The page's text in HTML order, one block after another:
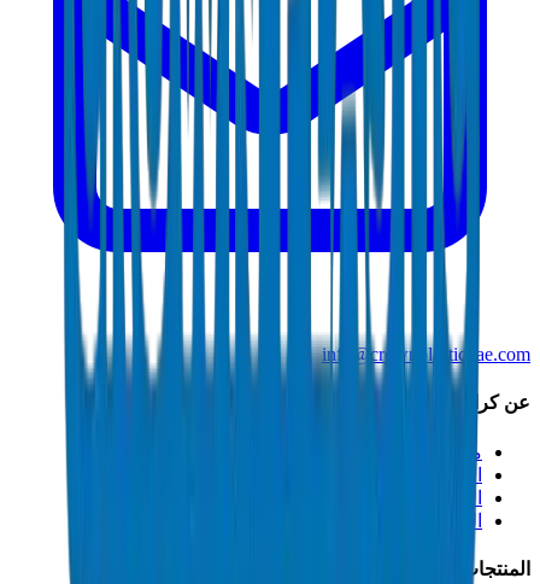
info@crownplasticuae.com
عن كراون
من نحن
الاستدامة
الابتكار
الجودة والشهادات
المنتجات